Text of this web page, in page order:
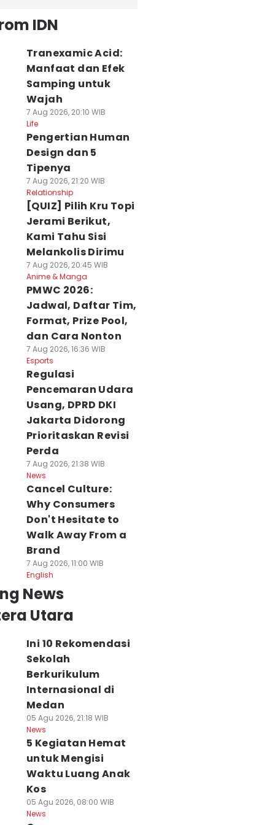
IDN
Tranexamic Acid:
Manfaat dan Efek
Samping untuk
Wajah
7 Aug 2026, 20:10 WIB
Life
Pengertian Human
Design dan 5
Tipenya
7 Aug 2026, 21:20 WIB
Relationship
[QUIZ] Pilih Kru Topi
Jerami Berikut,
Kami Tahu Sisi
Melankolis Dirimu
7 Aug 2026, 20:45 WIB
Anime & Manga
PMWC 2026:
Jadwal, Daftar Tim,
Format, Prize Pool,
dan Cara Nonton
7 Aug 2026, 16:36 WIB
Esports
Regulasi
Pencemaran Udara
Usang, DPRD DKI
Jakarta Didorong
Prioritaskan Revisi
Perda
7 Aug 2026, 21:38 WIB
News
Cancel Culture:
Why Consumers
Don't Hesitate to
Walk Away From a
Brand
7 Aug 2026, 11:00 WIB
English
News
Utara
Ini 10 Rekomendasi
Sekolah
Berkurikulum
Internasional di
Medan
05 Agu 2026, 21:18 WIB
News
5 Kegiatan Hemat
untuk Mengisi
Waktu Luang Anak
Kos
05 Agu 2026, 08:00 WIB
News